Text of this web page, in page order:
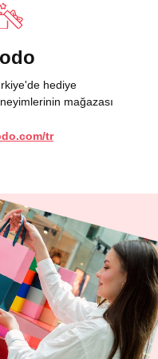
hediye
mağazası
tr